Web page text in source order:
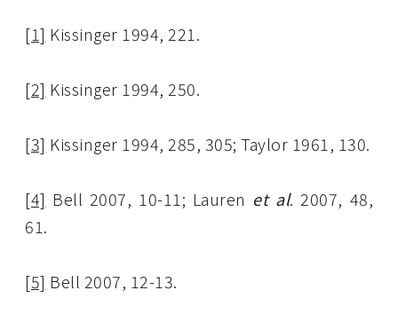
[1] Kissinger 1994, 221.
[2] Kissinger 1994, 250.
[3] Kissinger 1994, 285, 305; Taylor 1961, 130.
[4] Bell 2007, 10-11; Lauren et al. 2007, 48,
61.
[5] Bell 2007, 12-13.